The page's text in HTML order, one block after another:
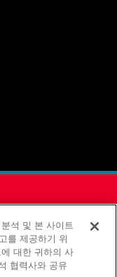
는 연
석 및 본 사이트
를 제공하기 위
대한 귀하의 사
협력사와 공유